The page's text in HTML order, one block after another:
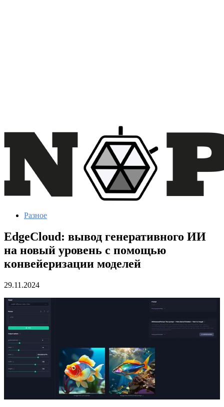
Разное
EdgeCloud: вывод генеративного ИИ
на новый уровень с помощью
конвейеризации моделей
29.11.2024